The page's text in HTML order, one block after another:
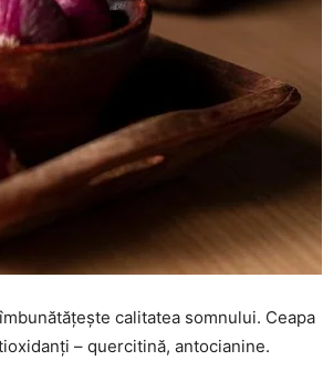
calitatea somnului. Ceapa
– quercitină, antocianine.